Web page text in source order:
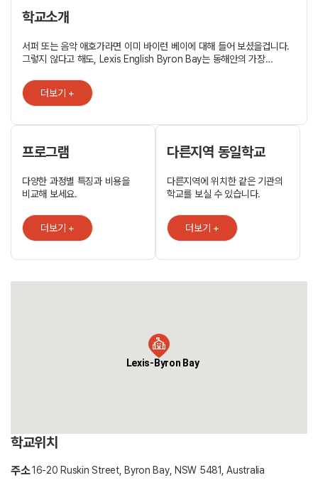
학교소개
서퍼 또는 음악 애호가라면 이미 바이런 베이에 대해 들어 보셨을겁니다.
그렇지 않다고 해도, Lexis English Byron Bay는 동해안의 가장
학습 장소이며, Lexis English는 학문적 인 캠브리지 프로그램에서부터
영어 + 서핑의 재미에 이르기까지 다양한 수준 높은 영어 과정을
제공합니다. 근사한 해변과 파도 타기, 펑키 한 카페, 흥겨운 밤문화 및
세계적으로 유명한 Bluesfest가있는 Byron Bay는 취향에 맞는
중심에 있습니다. 사실상 도시의 모든 시설에 접근성이 뛰어납니다. 많은
양질의 홈스테이, 백 패 커 호스텔, 개인 숙소를 선택할 수 있으며,
학교에서 몇 분 밖에 걸리지 않습니다. 대중 교통에 대해 걱정하기보다
산악 자전거를 구입하십시오. 학교, 해변, 마을 및 숙소 모두 쉽게 접근 할
수 있습니다! Lexis English Byron Bay는 지역 사회의 일원으로
소속되어 있으며, 호주 어디에도 없는 지역 문화에 완전히 몰입 할 수 있는
좋은 기회를 제공합니다. 당신이 일을 찾고 있거나, 스포츠 팀에
가입하거나, 지역 사회 행사에 참여하기를 원한다면 바이런 베이에서
더보기 +
프로그램
다양한 과정별 특징과 비용을
비교해 보세요.
더보기 +
다른지역 동일학교
다른지역에 위치한 같은 기관의
학교를 보실 수 있습니다.
더보기 +
Lexis-Byron Bay
학교위치
주소16-20 Ruskin Street, Byron Bay, NSW 5481, Australia